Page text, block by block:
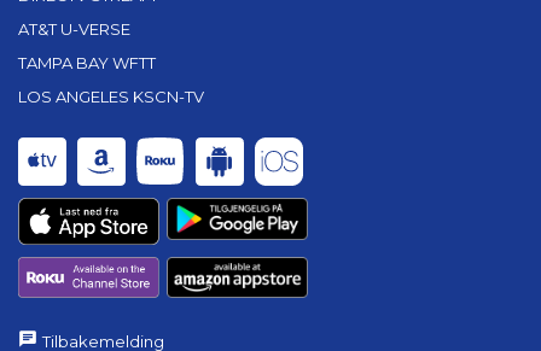
AT&T U-VERSE
TAMPA BAY WFTT
LOS ANGELES KSCN-TV
Tilbakemelding